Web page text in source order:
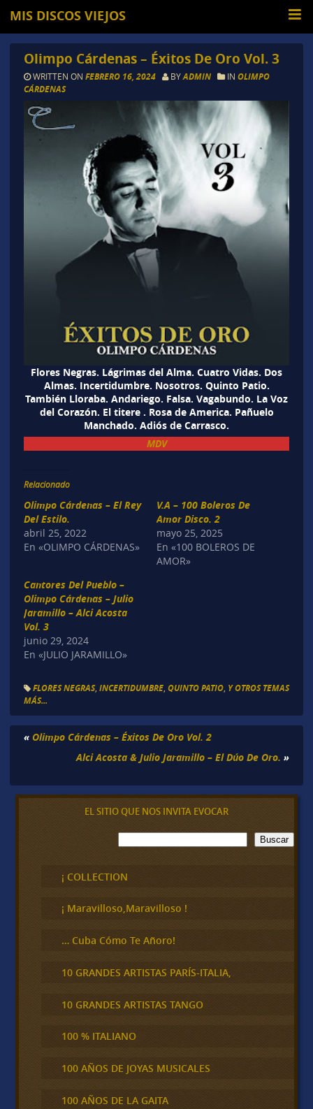
MIS DISCOS VIEJOS
Olimpo Cárdenas – Éxitos De Oro Vol. 3
WRITTEN ON FEBRERO 16, 2024 BYADMIN IN OLIMPO
CÁRDENAS
Flores Negras. Lágrimas del Alma. Cuatro Vidas. Dos
Almas. Incertidumbre. Nosotros. Quinto Patio.
También Lloraba. Andariego. Falsa. Vagabundo. La Voz
del Corazón. El titere . Rosa de America. Pañuelo
Manchado. Adiós de Carrasco.
MDV
Relacionado
Olimpo Cárdenas – El Rey
Del Estilo.
abril 25, 2022
En «OLIMPO CÁRDENAS»
V.A – 100 Boleros De
Amor Disco. 2
mayo 25, 2025
En «100 BOLEROS DE
AMOR»
Cantores Del Pueblo –
Olimpo Cárdenas – Julio
Jaramillo – Alci Acosta
Vol. 3
junio 29, 2024
En «JULIO JARAMILLO»
FLORES NEGRAS, INCERTIDUMBRE, QUINTO PATIO, Y OTROS TEMAS
MÁS...
« Olimpo Cárdenas – Éxitos De Oro Vol. 2
Alci Acosta & Julio Jaramillo – El Dúo De Oro. »
EL SITIO QUE NOS INVITA EVOCAR
B
u
c
a
Buscar
¡ COLLECTION
¡ Maravilloso,Maravilloso !
… Cuba Cómo Te Añoro!
10 GRANDES ARTISTAS PARÍS-ITALIA,
10 GRANDES ARTISTAS TANGO
100 % ITALIANO
100 AÑOS DE JOYAS MUSICALES
100 AÑOS DE LA GAITA